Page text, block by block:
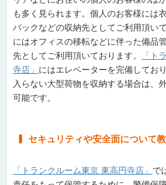
も多く見られます。個人のお客様には
バックなどの収納先としてご利用頂い
にはオフィスの移転などに伴った備品
先としてご利用頂いております。
「ト
寺店」 にはエレベーターを完備してお
入らない大型荷物を収納する場合は、
可能です。
セキュリティや安全面について教
「トランクルーム東京 東高円寺店」 で